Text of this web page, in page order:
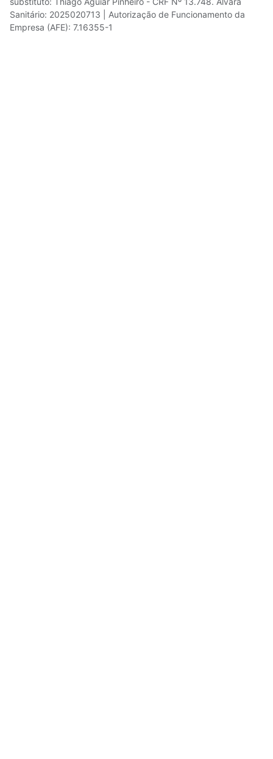
Sanitário: 2025020713 | Autorização de Funcionamento da
Empresa (AFE): 7.16355-1